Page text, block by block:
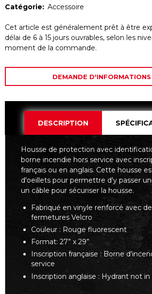
Catégorie: Accessoire
Cet article est généralement prêt à être
délai de 6 à 15 jours ouvrables, selon les
moment de la commande.
DEMANDE D'INFORMATIONS
DESCRIPTION
Housse de protection avec
borne incendie hors service avec
français ou en anglais. Cette housse
d'oeillets pour permettre d'y passer
un câble pour sécuriser la housse.
Fabriqué en vinyle renforcé avec
fermetures Velcro
Couleur : Rouge fluorescent
Format: 27” x 29”
Inscription française : Borne
service
Inscription anglaise : Hydrant not in